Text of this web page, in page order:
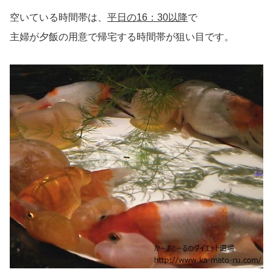
空いている時間帯は、 平日の16：30以降で
主婦が夕飯の用意で帰宅する時間帯が狙い目です。